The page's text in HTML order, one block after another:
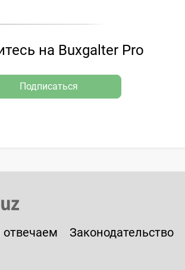
на Buxgalter Pro
Подписаться
Законодательство